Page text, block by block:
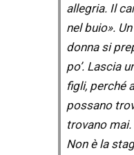
allegria. Il
nel buio».
donna si
po’. Lascia
figli, perché
possano
trovano
Non è la